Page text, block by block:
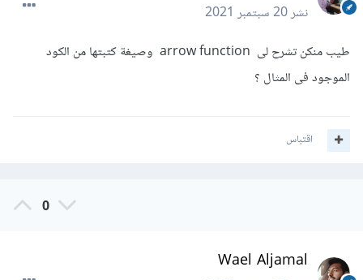
نشر20 سبتمبر 2021
طيب منكن تشرح لى arrow function وصيغة كتبتها من الكود
الموجود فى المثال ؟
اقتباس
0
Wael Aljamal